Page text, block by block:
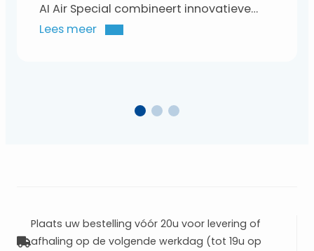
AI Air Special combineert innovatieve
technologie, energiezuinigheid en
toestel automatisch de temperatuur en
Lees meer
Plaats uw bestelling vóór 20u voor levering of
afhaling op de volgende werkdag (tot 19u op